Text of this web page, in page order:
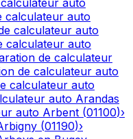
calculateur auto
calculateur auto
calculateur auto
de calculateur
de calculateur auto
calculateur auto
auto Arandas
auto Arbent (01100)›
(01190)›